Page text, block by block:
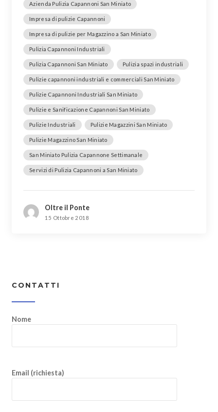
Azienda Pulizia Capannoni San Miniato
Impresa di pulizie Capannoni
Impresa di pulizie per Magazzino a San Miniato
Pulizia Capannoni Industriali
Pulizia Capannoni San Miniato Pulizia spazi industriali
Pulizie capannoni industriali e commerciali San Miniato
Pulizie Capannoni Industriali San Miniato
Pulizie e Sanificazione Capannoni San Miniato
Pulizie Industriali Pulizie Magazzini San Miniato
Pulizie Magazzino San Miniato
San Miniato Pulizia Capannone Settimanale
Servizi di Pulizia Capannoni a San Miniato
Oltre il Ponte
15 Ottobre 2018
CONTATTI
Nome
Email (richiesta)